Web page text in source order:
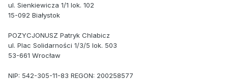
ul. Sienkiewicza 1/1 lok. 102
15-092 Białystok
POZYCJONUSZ Patryk Chlabicz
ul. Plac Solidarności 1/3/5 lok. 503
53-661 Wrocław
NIP: 542-305-11-83 REGON: 200258577